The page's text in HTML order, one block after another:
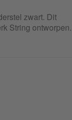
zwart. Dit
String ontworpen.